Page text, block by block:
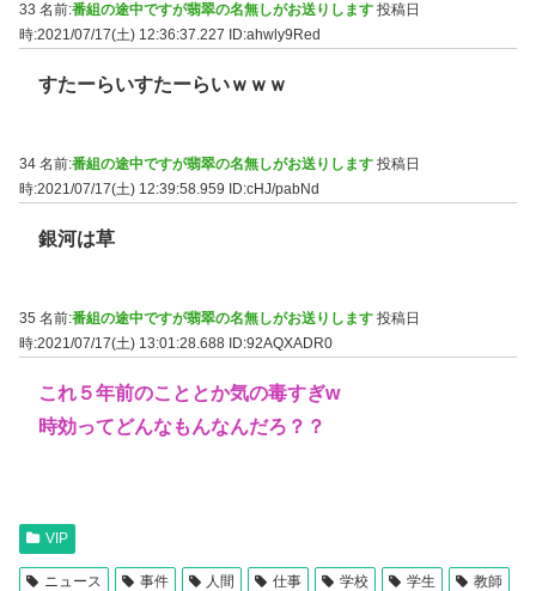
33 名前:番組の途中ですが翡翠の名無しがお送りします 投稿日
時:2021/07/17(土) 12:36:37.227
ID:ahwly9Red
すたーらいすたーらいｗｗｗ
34 名前:番組の途中ですが翡翠の名無しがお送りします 投稿日
時:2021/07/17(土) 12:39:58.959
ID:cHJ/pabNd
銀河は草
35 名前:番組の途中ですが翡翠の名無しがお送りします 投稿日
時:2021/07/17(土) 13:01:28.688 ID:92AQXADR0
これ５年前のこととか気の毒すぎw
時効ってどんなもんなんだろ？？
VIP
ニュース 事件 人間 仕事 学校 学生
教師